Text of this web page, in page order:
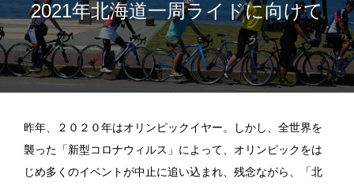
2021年北海道一周ライドに向けて
昨年、２０２０年はオリンピックイヤー。しかし、全世界を
襲った「新型コロナウィルス」によって、オリンピックをは
じめ多くのイベントが中止に追い込まれ、残念ながら、「北